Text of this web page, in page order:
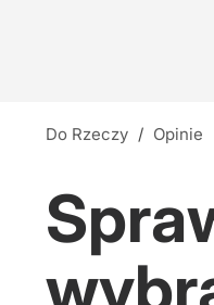
Do Rzeczy / Opinie